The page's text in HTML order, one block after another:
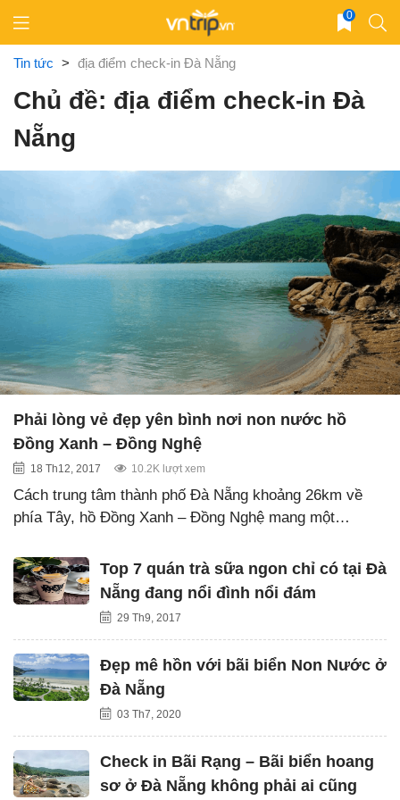
content
0
Tin tức > địa điểm check-in Đà Nẵng
Chủ đề: địa điểm check-in Đà
Nẵng
Phải lòng vẻ đẹp yên bình nơi non nước hồ
Đồng Xanh – Đồng Nghệ
18 Th12, 2017 10.2K lượt xem
Cách trung tâm thành phố Đà Nẵng khoảng 26km về
phía Tây, hồ Đồng Xanh – Đồng Nghệ mang một…
Top 7 quán trà sữa ngon chỉ có tại Đà
Nẵng đang nổi đình nổi đám
29 Th9, 2017
Đẹp mê hồn với bãi biển Non Nước ở
Đà Nẵng
03 Th7, 2020
Check in Bãi Rạng – Bãi biển hoang
sơ ở Đà Nẵng không phải ai cũng